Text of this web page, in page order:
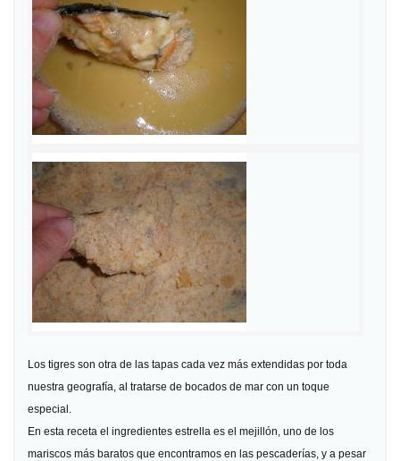
Los tigres son otra de las tapas cada vez más extendidas por toda
nuestra geografía, al tratarse de bocados de mar con un toque
especial.
En esta receta el ingredientes estrella es el mejillón, uno de los
mariscos más baratos que encontramos en las pescaderías, y a pesar